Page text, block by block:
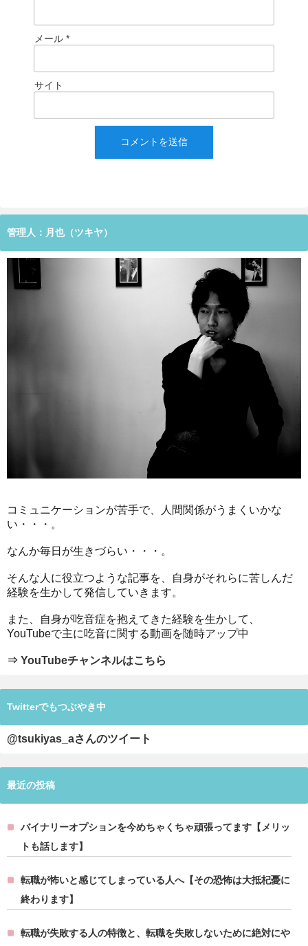
メール *
サイト
管理人：月也（ツキヤ）
コミュニケーションが苦手で、人間関係がうまくいかな
い・・・。
なんか毎日が生きづらい・・・。
そんな人に役立つような記事を、自身がそれらに苦しんだ
経験を生かして発信していきます。
また、自身が吃音症を抱えてきた経験を生かして、
YouTubeで主に吃音に関する動画を随時アップ中
⇒ YouTubeチャンネルはこちら
Twitterでもつぶやき中
@tsukiyas_aさんのツイート
最近の投稿
バイナリーオプションを今めちゃくちゃ頑張ってます【メリッ
トも話します】
転職が怖いと感じてしまっている人へ【その恐怖は大抵杞憂に
終わります】
転職が失敗する人の特徴と、転職を失敗しないために絶対にや